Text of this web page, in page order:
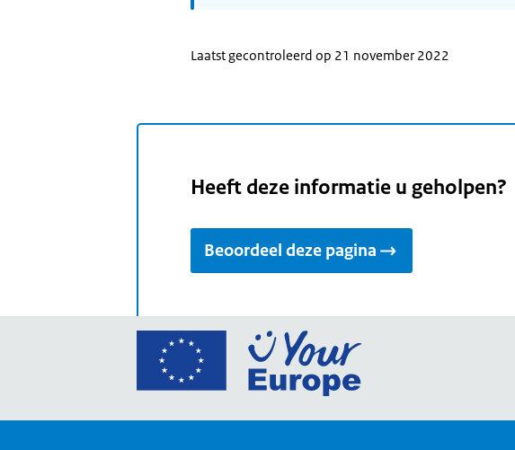
Laatst gecontroleerd op 21 november 2022
Heeft deze informatie u geholpen?
Beoordeel deze pagina
Ga
homepage